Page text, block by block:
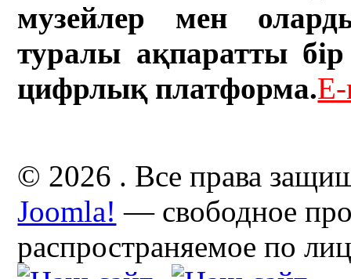
музейлер мен
туралы ақпаратты бір
цифрлық платформа.
© 2026 . Все права
Joomla! — свободное
распространяемое по